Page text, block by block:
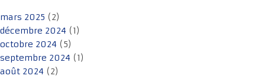
mars 2025 (2)
décembre 2024 (1)
octobre 2024 (5)
septembre 2024 (1)
août 2024 (2)